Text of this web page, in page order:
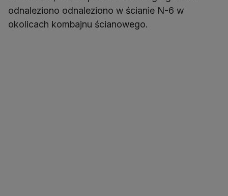
odnaleziono odnaleziono w ścianie N-6 w
okolicach kombajnu ścianowego.